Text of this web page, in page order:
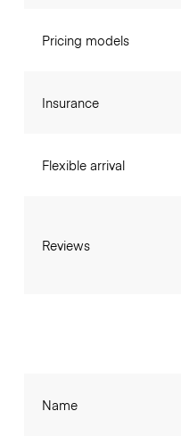
Pricing models
Insurance
Flexible arrival
Reviews
Name